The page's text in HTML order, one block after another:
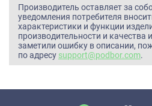
Производитель оставляет за
уведомления потребителя
характеристики и функции
производительности и качества
заметили ошибку в описании,
по адресу support@podbor.com.